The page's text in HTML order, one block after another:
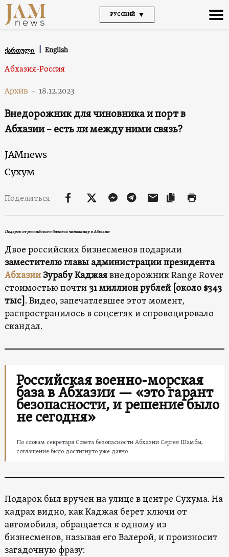
РУССКИЙ
ქართული English
Абхазия-Россия
Архив - 18.12.2023
Внедорожник для чиновника и порт в
Абхазии – есть ли между ними связь?
JAMnews
Сухум
Поделиться
Подарок от российского бизнеса чиновнику в Абхазии
Двое российских бизнесменов подарили
заместителю главы администрации президента
Абхазии Зурабу Каджаявнедорожник Range Rover
стоимостью почти 31 миллион рублей [около $343
тыс] . Видео, запечатлевшее этот момент,
распространилось в соцсетях и спровоцировало
скандал.
Российская военно-морская
база в Абхазии — «это гарант
безопасности, и решение было
не сегодня»
По словам секретаря Совета безопасности Абхазии Сергея Шамбы,
соглашение было достигнуто уже давно
Подарок был вручен на улице в центре Сухума. На
кадрах видно, как Каджая берет ключи от
автомобиля, обращается к одному из
бизнесменов, называя его Валерой, и произносит
загадочную фразу: